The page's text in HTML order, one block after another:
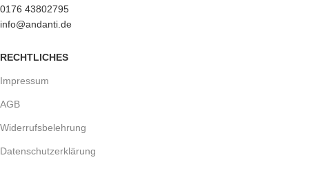
0176 43802795
info@andanti.de
RECHTLICHES
Impressum
AGB
Widerrufsbelehrung
Datenschutzerklärung